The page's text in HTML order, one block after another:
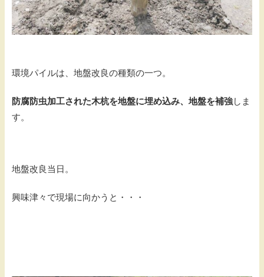
環境パイルは、地盤改良の種類の一つ。
防腐防虫加工された木杭を地盤に埋め込み、地盤を補強しま
す。
地盤改良当日。
興味津々で現場に向かうと・・・